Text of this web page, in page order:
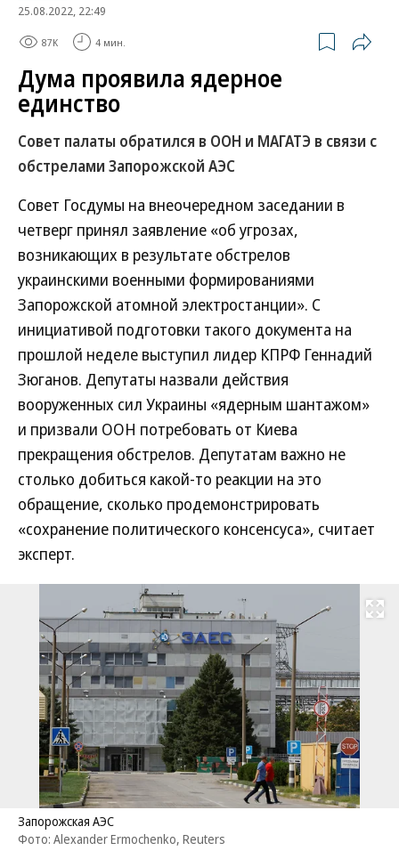
25.08.2022, 22:49
87K 4 мин.
Дума проявила ядерное
единство
Совет палаты обратился в ООН и МАГАТЭ в связи с
обстрелами Запорожской АЭС
Совет Госдумы на внеочередном заседании в
четверг принял заявление «об угрозах,
возникающих в результате обстрелов
украинскими военными формированиями
Запорожской атомной электростанции». С
инициативой подготовки такого документа на
прошлой неделе выступил лидер КПРФ Геннадий
Зюганов. Депутаты назвали действия
вооруженных сил Украины «ядерным шантажом»
и призвали ООН потребовать от Киева
прекращения обстрелов. Депутатам важно не
столько добиться какой-то реакции на это
обращение, сколько продемонстрировать
«сохранение политического консенсуса», считает
эксперт.
Развернуть
Запорожская АЭС
Фото: Alexander Ermochenko, Reuters